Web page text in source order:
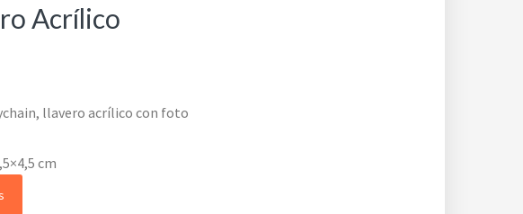
Acrílico
llavero acrílico con foto
cm